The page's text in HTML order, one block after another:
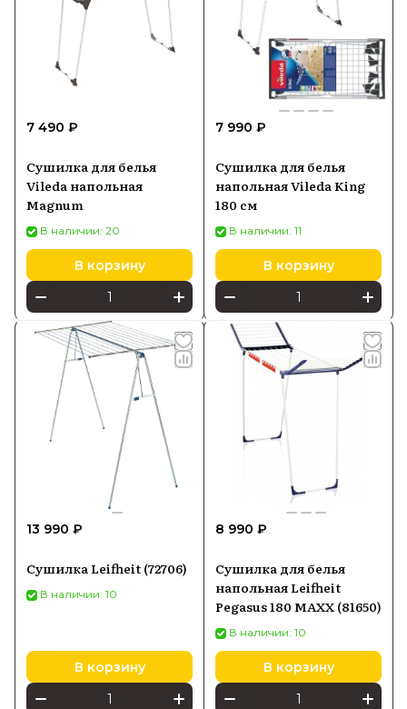
7 490 ₽
Сушилка для белья
Vileda напольная
Magnum
В наличии: 20
В корзину
7 990 ₽
Сушилка для белья
напольная Vileda King
180 см
В наличии: 11
В корзину
13 990 ₽
Сушилка Leifheit (72706)
В наличии: 10
В корзину
8 990 ₽
Сушилка для белья
напольная Leifheit
Pegasus 180 MAXX (81650)
В наличии: 10
В корзину